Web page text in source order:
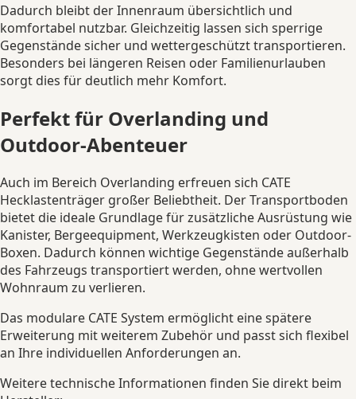
Dadurch bleibt der Innenraum übersichtlich und
komfortabel nutzbar. Gleichzeitig lassen sich sperrige
Gegenstände sicher und wettergeschützt transportieren.
Besonders bei längeren Reisen oder Familienurlauben
sorgt dies für deutlich mehr Komfort.
Perfekt für Overlanding und
Outdoor-Abenteuer
Auch im Bereich Overlanding erfreuen sich CATE
Hecklastenträger großer Beliebtheit. Der Transportboden
bietet die ideale Grundlage für zusätzliche Ausrüstung wie
Kanister, Bergeequipment, Werkzeugkisten oder Outdoor-
Boxen. Dadurch können wichtige Gegenstände außerhalb
des Fahrzeugs transportiert werden, ohne wertvollen
Wohnraum zu verlieren.
Das modulare CATE System ermöglicht eine spätere
Erweiterung mit weiterem Zubehör und passt sich flexibel
an Ihre individuellen Anforderungen an.
Weitere technische Informationen finden Sie direkt beim